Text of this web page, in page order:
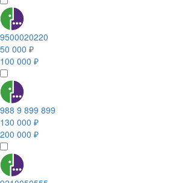
9500020220
50 000 ₽
100 000 ₽
988 9 899 899
130 000 ₽
200 000 ₽